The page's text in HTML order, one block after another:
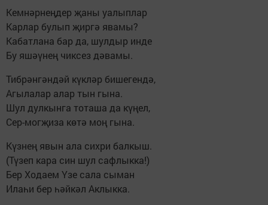
Кемнәрнеңдер җаны уалыплар
Карлар булып җиргә явамы?
Кабатлана бар да, шулдыр инде
Бу яшәүнең чиксез дәвамы.
Тибрәнгәндәй күкләр бишегендә,
Агылалар алар тын гына.
Шул дулкынга тоташа да күңел,
Сер-могҗиза көтә моң гына.
Күзнең явын ала сихри балкыш.
(Түзеп кара син шул сафлыкка!)
Бер Ходаем Үзе сала сыман
Илаһи бер һәйкәл Аклыкка.